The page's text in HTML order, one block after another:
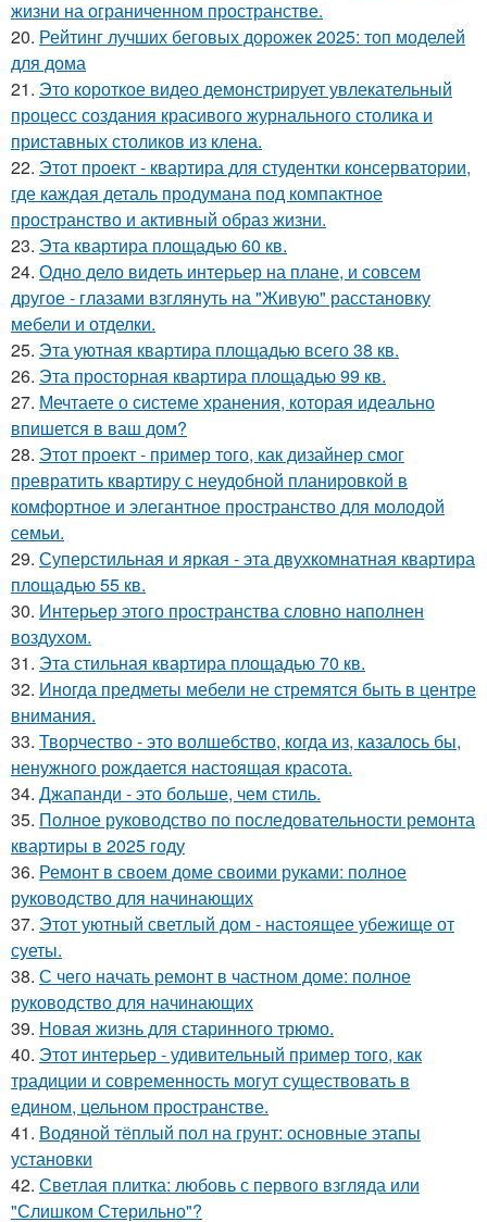
жизни на ограниченном пространстве.
20. Рейтинг лучших беговых дорожек 2025: топ моделей
для дома
21. Это короткое видео демонстрирует увлекательный
процесс создания красивого журнального столика и
приставных столиков из клена.
22. Этот проект - квартира для студентки консерватории,
где каждая деталь продумана под компактное
пространство и активный образ жизни.
23. Эта квартира площадью 60 кв.
24. Одно дело видеть интерьер на плане, и совсем
другое - глазами взглянуть на "Живую" расстановку
мебели и отделки.
25. Эта уютная квартира площадью всего 38 кв.
26. Эта просторная квартира площадью 99 кв.
27. Мечтаете о системе хранения, которая идеально
впишется в ваш дом?
28. Этот проект - пример того, как дизайнер смог
превратить квартиру с неудобной планировкой в
комфортное и элегантное пространство для молодой
семьи.
29. Суперстильная и яркая - эта двухкомнатная квартира
площадью 55 кв.
30. Интерьер этого пространства словно наполнен
воздухом.
31. Эта стильная квартира площадью 70 кв.
32. Иногда предметы мебели не стремятся быть в центре
внимания.
33. Творчество - это волшебство, когда из, казалось бы,
ненужного рождается настоящая красота.
34. Джапанди - это больше, чем стиль.
35. Полное руководство по последовательности ремонта
квартиры в 2025 году
36. Ремонт в своем доме своими руками: полное
руководство для начинающих
37. Этот уютный светлый дом - настоящее убежище от
суеты.
38. С чего начать ремонт в частном доме: полное
руководство для начинающих
39. Новая жизнь для старинного трюмо.
40. Этот интерьер - удивительный пример того, как
традиции и современность могут существовать в
едином, цельном пространстве.
41. Водяной тёплый пол на грунт: основные этапы
установки
42. Светлая плитка: любовь с первого взгляда или
"Слишком Стерильно"?